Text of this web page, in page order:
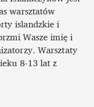
warsztatów
islandzkie i
Wasze imię i
Warsztaty
8-13 lat z